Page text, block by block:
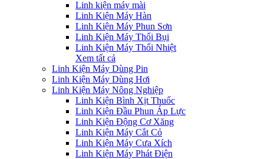
Linh kiện máy mài
Linh Kiện Máy Hàn
Linh Kiện Máy Phun Sơn
Linh Kiện Máy Thổi Bụi
Linh Kiện Máy Thổi Nhiệt
Xem tất cả
Linh Kiện Máy Dùng Pin
Linh Kiện Máy Dùng Hơi
Linh Kiện Máy Nông Nghiệp
Linh Kiện Bình Xịt Thuốc
Linh Kiện Đầu Phun Áp Lực
Linh Kiện Động Cơ Xăng
Linh Kiện Máy Cắt Cỏ
Linh Kiện Máy Cưa Xích
Linh Kiện Máy Phát Điện